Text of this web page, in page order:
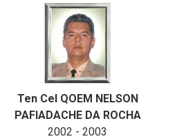
Ten Cel QOEM NELSON
PAFIADACHE DA ROCHA
2002 - 2003